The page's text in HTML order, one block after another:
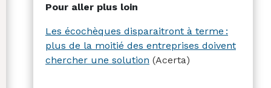
Pour aller plus loin
Les écochèques disparaitront à terme :
plus de la moitié des entreprises doivent
chercher une solution (Acerta)